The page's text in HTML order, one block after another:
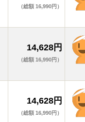
（総額 16,990円）
14,628円
（総額 16,990円）
14,628円
（総額 16,990円）